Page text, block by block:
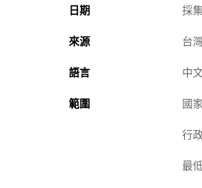
日期 採
來源 台
語言 中
範圍 國
行
最